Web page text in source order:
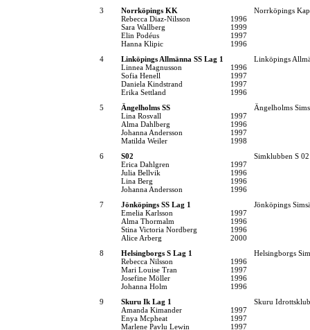
3
Norrköpings KK
Norrköpings
Rebecca Diaz-Nilsson
1996
Sara Wallberg
1999
Elin Podéus
1997
Hanna Klipic
1996
4
Linköpings Allmänna SS Lag 1
Linköpings
Linnea Magnusson
1996
Sofia Henell
1997
Daniela Kindstrand
1997
Erika Settland
1996
5
Ängelholms SS
Ängelholms
Lina Rosvall
1997
Alma Dahlberg
1996
Johanna Andersson
1997
Matilda Weiler
1998
6
S02
Simklubben S 02
Erica Dahlgren
1997
Julia Bellvik
1996
Lina Berg
1996
Johanna Andersson
1996
7
Jönköpings SS Lag 1
Jönköpings
Emelia Karlsson
1997
Alma Thormalm
1996
Stina Victoria Nordberg
1996
Alice Arberg
2000
8
Helsingborgs S Lag 1
Helsingborgs
Rebecca Nilsson
1996
Mari Louise Tran
1997
Josefine Möller
1996
Johanna Holm
1996
9
Skuru Ik Lag 1
Skuru
Amanda Kimander
1997
Enya Mcpheat
1997
Marlene Pavlu Lewin
1997